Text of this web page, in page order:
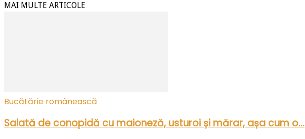
MAI MULTE ARTICOLE
Bucătărie românească
Salată de conopidă cu maioneză, usturoi și mărar, așa cum o...